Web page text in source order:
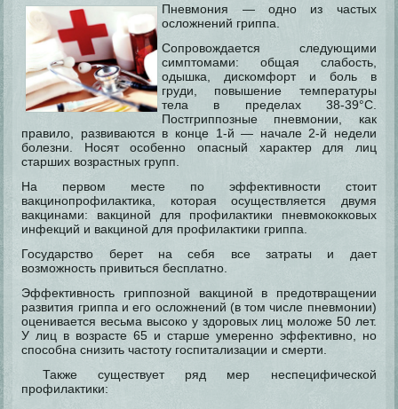
Пневмония — одно из частых
осложнений гриппа.
Сопровождается следующими
симптомами: общая слабость,
одышка, дискомфорт и боль в
груди, повышение температуры
тела в пределах 38-39°C.
Постгриппозные пневмонии, как
правило, развиваются в конце 1-й — начале 2-й недели
болезни. Носят особенно опасный характер для лиц
старших возрастных групп.
На первом месте по эффективности стоит
вакцинопрофилактика, которая осуществляется двумя
вакцинами: вакциной для профилактики пневмококковых
инфекций и вакциной для профилактики гриппа.
Государство берет на себя все затраты и дает
возможность привиться бесплатно.
Эффективность гриппозной вакциной в предотвращении
развития гриппа и его осложнений (в том числе пневмонии)
оценивается весьма высоко у здоровых лиц моложе 50 лет.
У лиц в возрасте 65 и старше умеренно эффективно, но
способна снизить частоту госпитализации и смерти.
Также существует ряд мер неспецифической
профилактики: